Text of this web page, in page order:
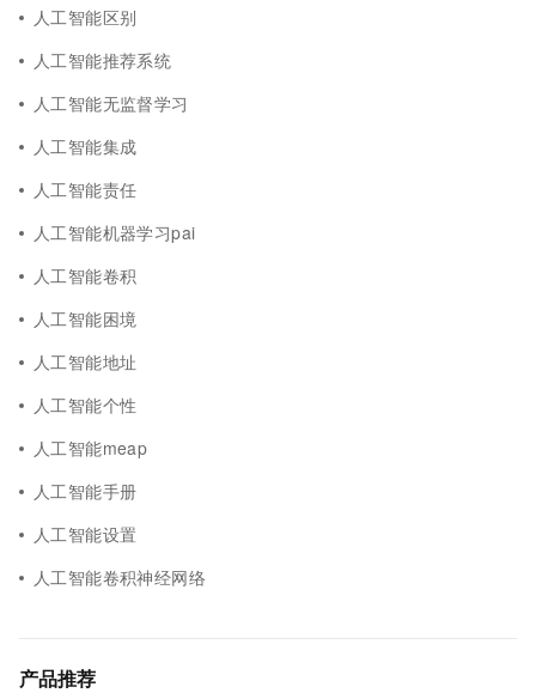
人工智能区别
人工智能推荐系统
人工智能无监督学习
人工智能集成
人工智能责任
人工智能机器学习pai
人工智能卷积
人工智能困境
人工智能地址
人工智能个性
人工智能meap
人工智能手册
人工智能设置
人工智能卷积神经网络
产品推荐